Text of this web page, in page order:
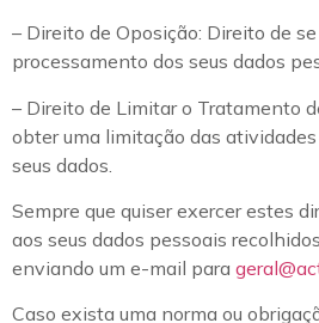
– Direito de Oposição: Direito de
processamento dos seus dados
– Direito de Limitar o Tratamento
obter uma limitação das
seus dados.
Sempre que quiser exercer estes
aos seus dados pessoais
enviando um e-mail para
Caso exista uma norma ou